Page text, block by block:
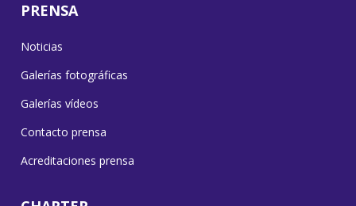
PRENSA
Noticias
Galerías fotográficas
Galerías vídeos
Contacto prensa
Acreditaciones prensa